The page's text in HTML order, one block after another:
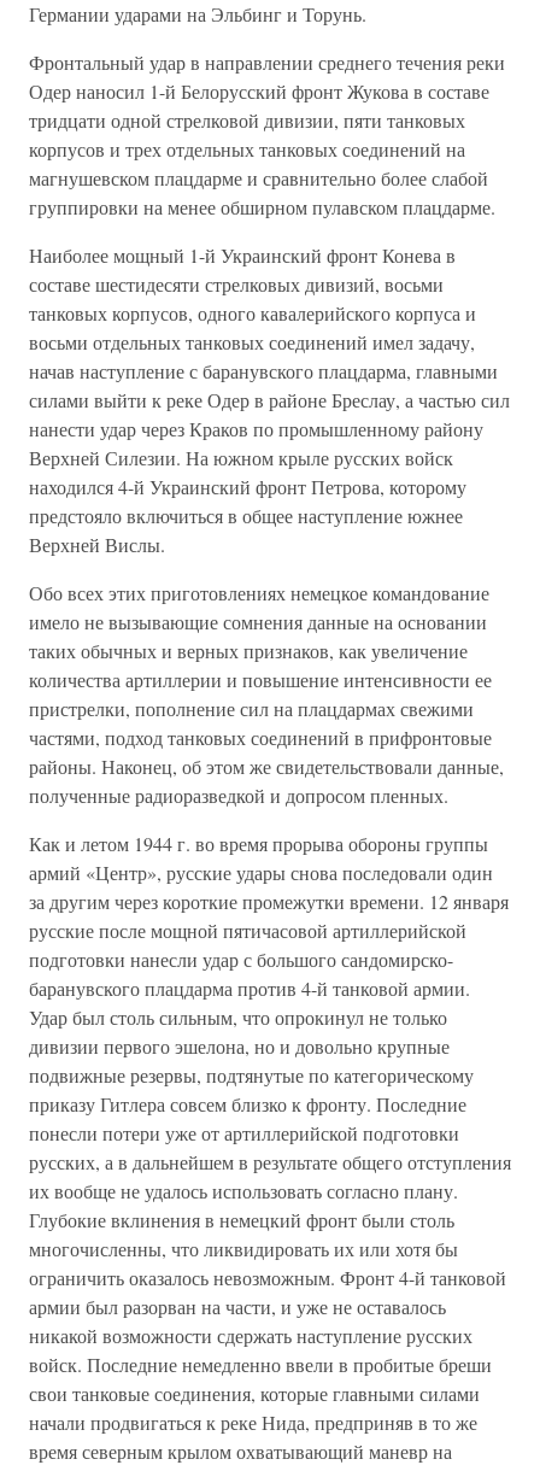
Германии ударами на Эльбинг и Торунь.
Фронтальный удар в направлении среднего течения реки
Одер наносил 1-й Белорусский фронт Жукова в составе
тридцати одной стрелковой дивизии, пяти танковых
корпусов и трех отдельных танковых соединений на
магнушевском плацдарме и сравнительно более слабой
группировки на менее обширном пулавском плацдарме.
Наиболее мощный 1-й Украинский фронт Конева в
составе шестидесяти стрелковых дивизий, восьми
танковых корпусов, одного кавалерийского корпуса и
восьми отдельных танковых соединений имел задачу,
начав наступление с баранувского плацдарма, главными
силами выйти к реке Одер в районе Бреслау, а частью сил
нанести удар через Краков по промышленному району
Верхней Силезии. На южном крыле русских войск
находился 4-й Украинский фронт Петрова, которому
предстояло включиться в общее наступление южнее
Верхней Вислы.
Обо всех этих приготовлениях немецкое командование
имело не вызывающие сомнения данные на основании
таких обычных и верных признаков, как увеличение
количества артиллерии и повышение интенсивности ее
пристрелки, пополнение сил на плацдармах свежими
частями, подход танковых соединений в прифронтовые
районы. Наконец, об этом же свидетельствовали данные,
полученные радиоразведкой и допросом пленных.
Как и летом 1944 г. во время прорыва обороны группы
армий «Центр», русские удары снова последовали один
за другим через короткие промежутки времени. 12 января
русские после мощной пятичасовой артиллерийской
подготовки нанесли удар с большого сандомирско-
баранувского плацдарма против 4-й танковой армии.
Удар был столь сильным, что опрокинул не только
дивизии первого эшелона, но и довольно крупные
подвижные резервы, подтянутые по категорическому
приказу Гитлера совсем близко к фронту. Последние
понесли потери уже от артиллерийской подготовки
русских, а в дальнейшем в результате общего отступления
их вообще не удалось использовать согласно плану.
Глубокие вклинения в немецкий фронт были столь
многочисленны, что ликвидировать их или хотя бы
ограничить оказалось невозможным. Фронт 4-й танковой
армии был разорван на части, и уже не оставалось
никакой возможности сдержать наступление русских
войск. Последние немедленно ввели в пробитые бреши
свои танковые соединения, которые главными силами
начали продвигаться к реке Нида, предприняв в то же
время северным крылом охватывающий маневр на